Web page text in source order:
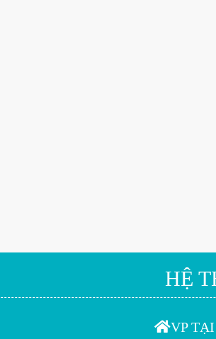
HỆ
VP